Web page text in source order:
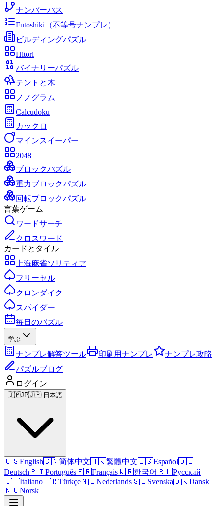
ナンバーパス
Futoshiki（不等号ナンプレ）
ビルディングパズル
Hitori
バイナリーパズル
テントと木
ノノグラム
Calcudoku
カックロ
マインスイーパー
2048
ブロックパズル
重力ブロックパズル
回転ブロックパズル
言葉ゲーム
ワードサーチ
クロスワード
カードとタイル
上海麻雀ソリティア
フリーセル
クロンダイク
スパイダー
毎日のパズル
学ぶ
ナンプレ解答ツール 印刷用ナンプレ
ナンプレ攻略
パズルブログ
ログイン
🇯🇵JP🇯🇵 日本語
🇺🇸English🇨🇳简体中文🇭🇰繁體中文🇪🇸Español🇩🇪
Deutsch🇵🇹Português🇫🇷Français🇰🇷한국어🇷🇺Русский
🇮🇹Italiano🇹🇷Türkçe🇳🇱Nederlands🇸🇪Svenska🇩🇰Dansk
🇳🇴Norsk